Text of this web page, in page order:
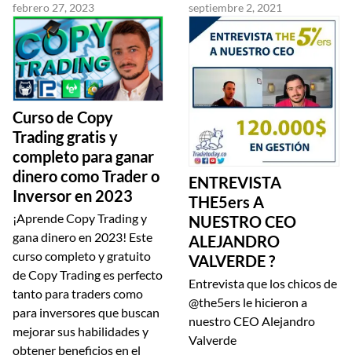
febrero 27, 2023
Curso de Copy
Trading gratis y
completo para ganar
dinero como Trader o
Inversor en 2023
¡Aprende Copy Trading y
gana dinero en 2023! Este
curso completo y gratuito
de Copy Trading es perfecto
tanto para traders como
para inversores que buscan
mejorar sus habilidades y
obtener beneficios en el
septiembre 2, 2021
ENTREVISTA
THE5ers A
NUESTRO CEO
ALEJANDRO
VALVERDE ?
Entrevista que los chicos de
@the5ers le hicieron a
nuestro CEO Alejandro
Valverde